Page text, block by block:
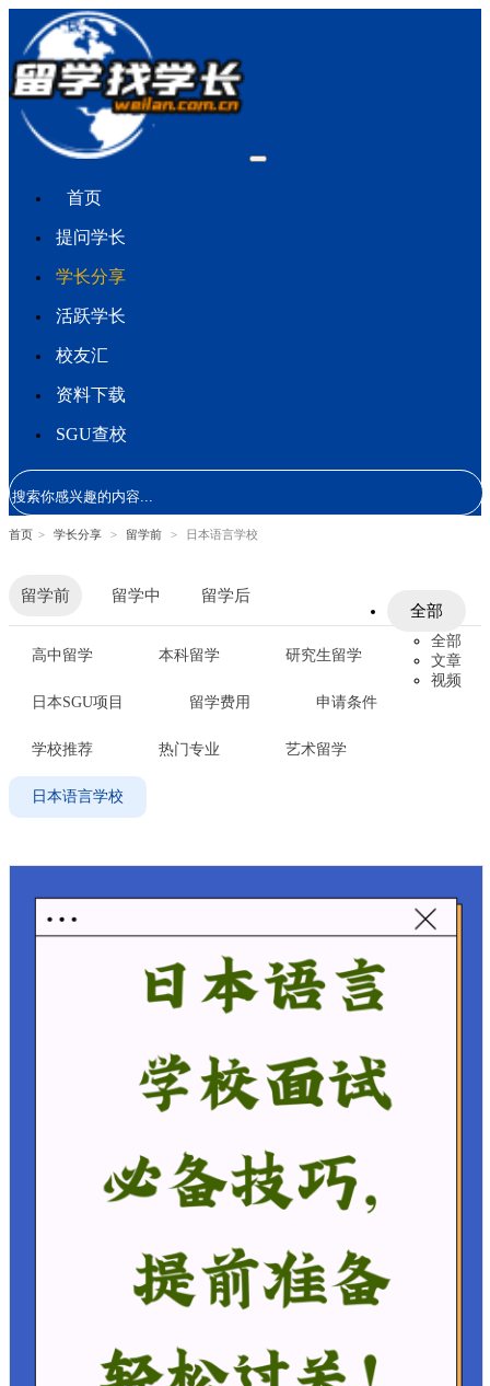
首页
提问学长
学长分享
活跃学长
校友汇
资料下载
SGU查校
首页 > 学长分享 > 留学前 > 日本语言学校
留学前 留学中
留学后
全部
全部
文章
视频
高中留学 本科留学 研究生留学
日本SGU项目 留学费用 申请条件
学校推荐 热门专业 艺术留学
日本语言学校